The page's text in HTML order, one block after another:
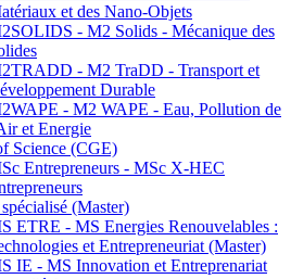
et des Nano-Objets
- M2 Solids - Mécanique des
- M2 TraDD - Transport et
Durable
- M2 WAPE - Eau, Pollution de
et Energie
Science (CGE)
Entrepreneurs - MSc X-HEC
(Master)
ETRE - MS Energies Renouvelables :
et Entrepreneuriat (Master)
IE - MS Innovation et Entreprenariat